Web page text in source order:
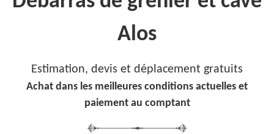
Alos
Estimation, devis et déplacement gratuits
Achat dans les meilleures conditions actuelles et
paiement au comptant